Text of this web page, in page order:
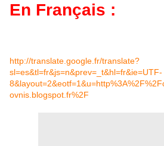
En Français :
http://translate.google.fr/translate?
sl=es&tl=fr&js=n&prev=_t&hl=fr&ie=UTF-
ovnis.blogspot.fr%2F